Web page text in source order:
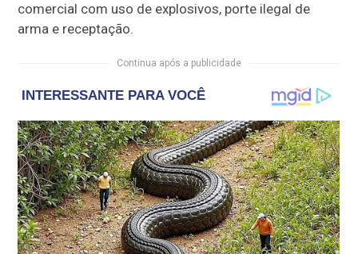
comercial com uso de explosivos, porte ilegal de
arma e receptação.
Continua após a publicidade